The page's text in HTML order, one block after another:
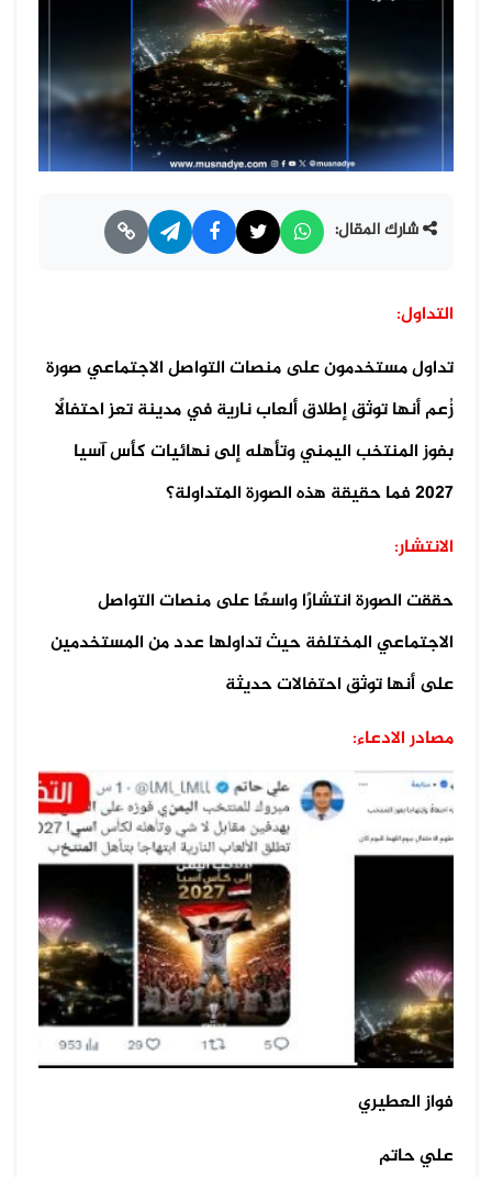
شارك المقال:
التداول:
تداول مستخدمون على منصات التواصل الاجتماعي صورة
زُعم أنها توثق إطلاق ألعاب نارية في مدينة تعز احتفالًا
بفوز المنتخب اليمني وتأهله إلى نهائيات كأس آسيا
2027 فما حقيقة هذه الصورة المتداولة؟
الانتشار:
حققت الصورة انتشارًا واسعًا على منصات التواصل
الاجتماعي المختلفة حيث تداولها عدد من المستخدمين
على أنها توثق احتفالات حديثة
مصادر الادعاء:
فواز العطيري
علي حاتم